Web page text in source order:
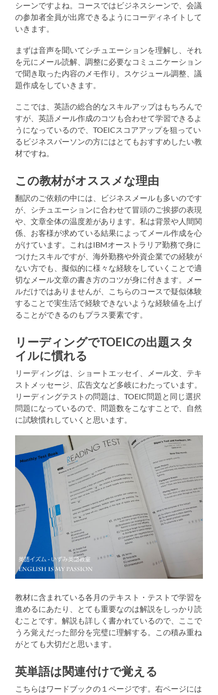
シーンですよね。コースではビジネスシーンで、会議
の参加者全員が出席できるようにコーディネイトして
いきます。
まずは音声を聞いてシチュエーションを理解し、それ
を元にメール読解、調整に必要なコミュニケーション
で聞き取った内容のメモ作り。スケジュール調整、議
題作成をしていきます。
ここでは、英語の総合的なスキルアップはもちろんで
すが、英語メール作成のコツも合わせて学習できるよ
うになっているので、TOEICスコアアップを狙ってい
るビジネスパーソンの方にはとてもおすすめしたい教
材ですね。
この教材がオススメな理由
翻訳のご依頼の中には、ビジネスメールも多いのです
が、シチュエーションに合わせて冒頭のご挨拶の表現
や、文章全体の温度差があります。私は背景や人間関
係、お客様が求めている結果によってメール作成を心
がけています。これはIBMオーストラリア勤務で身に
つけたスキルですが、海外勤務や外資企業での経験が
ない方でも、擬似的に様々な経験をしていくことで適
切なメール文章の書き方のコツが身に付きます。メー
ルだけではありませんが、こちらのコースで疑似体験
することで実生活で経験できないような経験値を上げ
ることができるのもプラス要素です。
リーディングでTOEICの出題スタ
イルに慣れる
リーディングは、ショートエッセイ、メール文、テキ
ストメッセージ、広告文など多岐にわたっています。
リーディングテストの問題は、TOEIC問題と同じ選択
問題になっているので、問題数をこなすことで、自然
に試験慣れしていくと思います。
教材に含まれている各月のテキスト・テストで学習を
進めるにあたり、とても重要なのは解説をしっかり読
むことです。解説も詳しく書かれているので、ここで
うろ覚えだった部分を完璧に理解する。この積み重ね
がとても大切だと思います。
英単語は関連付けで覚える
こちらはワードブックの１ページです。右ページには